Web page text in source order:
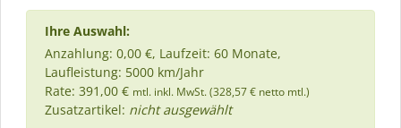
Ihre Auswahl:
Anzahlung: 0,00 €, Laufzeit: 60 Monate,
Laufleistung: 5000 km/Jahr
Rate: 391,00 € mtl. inkl. MwSt. (328,57 € netto mtl.)
Zusatzartikel: nicht ausgewählt